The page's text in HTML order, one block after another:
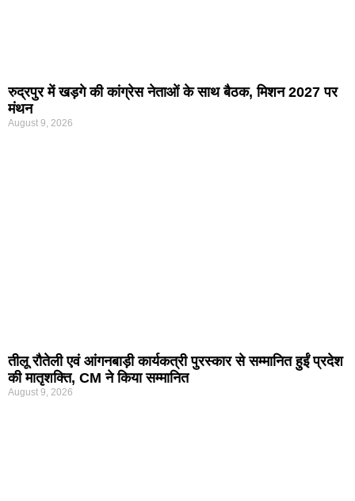
रुद्रपुर में खड़गे की कांग्रेस नेताओं के साथ बैठक, मिशन 2027 पर
मंथन
August 9, 2026
तीलू रौतेली एवं आंगनबाड़ी कार्यकत्री पुरस्कार से सम्मानित हुईं प्रदेश
की मातृशक्ति, CM ने किया सम्मानित
August 9, 2026